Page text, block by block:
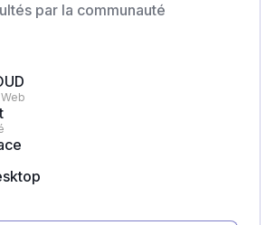
par la communauté